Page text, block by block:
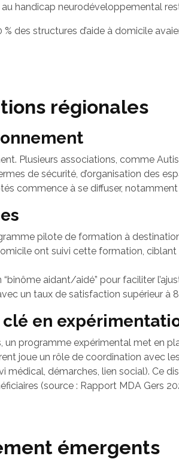
handicap neurodéveloppemental
des structures d’aide à domicile
régionales
Plusieurs associations, comme
de sécurité, d’organisation des
commence à se diffuser,
pilote de formation à
ont suivi cette formation,
aidant/aidé” pour faciliter
un taux de satisfaction supérieur à
en
programme expérimental met en
joue un rôle de coordination avec
démarches, lien social). Ce
(source : Rapport MDA Gers
émergents